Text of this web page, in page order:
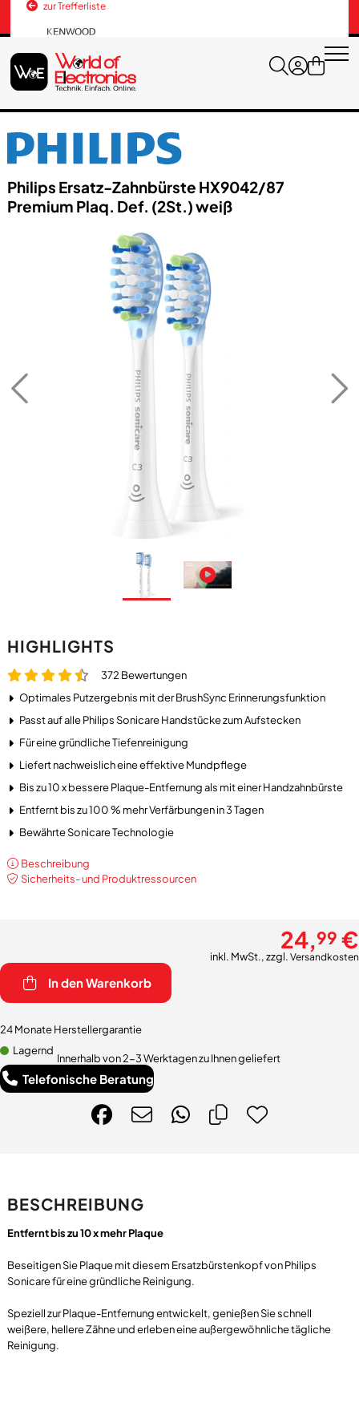
Versandkosten
zur Trefferliste
Philips Ersatz-Zahnbürste HX9042/​87
Premium Plaq. Def. (2St.) weiß
HIGHLIGHTS
372 Bewertungen
Optimales Putzergebnis mit der BrushSync Erinnerungsfunktion
Passt auf alle Philips Sonicare Handstücke zum Aufstecken
Für eine gründliche Tiefenreinigung
Liefert nachweislich eine effektive Mundpflege
Bis zu 10 x bessere Plaque-Entfernung als mit einer Handzahnbürste
Entfernt bis zu 100 % mehr Verfärbungen in 3 Tagen
Bewährte Sonicare Technologie
Beschreibung
Sicherheits- und Produktressourcen
24,99 €
inkl. MwSt., zzgl. Versandkosten
In den Warenkorb
24 Monate Herstellergarantie
Lagernd
Innerhalb von 2-3 Werktagen zu Ihnen geliefert
Telefonische Beratung
BESCHREIBUNG
Entfernt bis zu 10 x mehr Plaque
Beseitigen Sie Plaque mit diesem Ersatzbürstenkopf von Philips
Sonicare für eine gründliche Reinigung.
Speziell zur Plaque-Entfernung entwickelt, genießen Sie schnell
weißere, hellere Zähne und erleben eine außergewöhnliche tägliche
Reinigung.